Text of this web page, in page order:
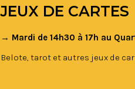
JEUX DE CARTES
→ Mardi de 14h30 à 17h au
Belote, tarot et autres jeux de